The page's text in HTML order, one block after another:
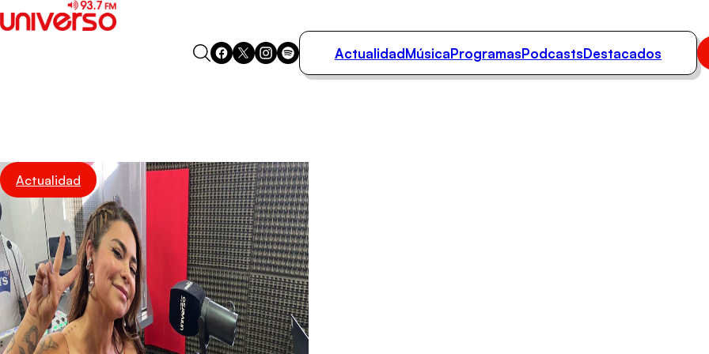
Podcasts
Destacados
ActualidadMúsicaProgramasPodcastsDestacados
Actualidad